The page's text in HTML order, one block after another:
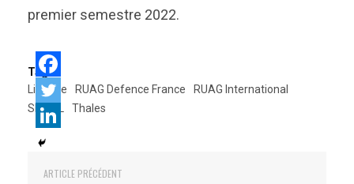
premier semestre 2022.
Tags:
Lituanie
RUAG Defence France
RUAG International
SITTAL
Thales
ARTICLE PRÉCÉDENT